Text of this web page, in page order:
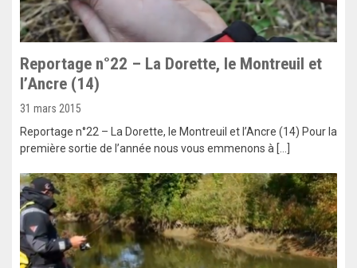
Reportage n°22 – La Dorette, le Montreuil et
l’Ancre (14)
31 mars 2015
Reportage n°22 – La Dorette, le Montreuil et l’Ancre (14) Pour la
première sortie de l’année nous vous emmenons à […]